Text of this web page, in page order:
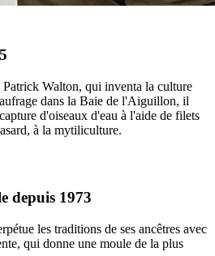
Walton, qui inventa la culture
dans la Baie de l'Aiguillon, il
d'oiseaux d'eau à l'aide de filets
à la mytiliculture.
depuis 1973
les traditions de ses ancêtres avec
qui donne une moule de la plus